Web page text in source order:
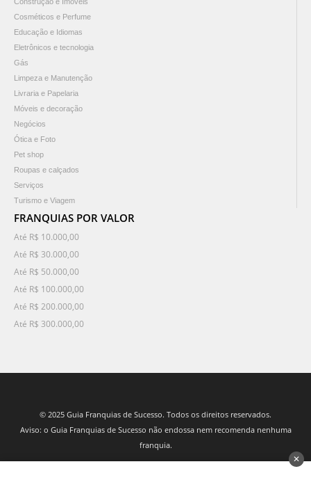
Cosméticos e Perfume
Educação e Idiomas
Eletrônicos e tecnologia
Gás
Limpeza e Manutenção
Livraria e Papelaria
Móveis e decoração
Negócios
Ótica e Foto
Pet shop
Roupas e calçados
Serviços
Turismo e Viagem
FRANQUIAS POR VALOR
Até R$ 10.000,00
Até R$ 30.000,00
Até R$ 50.000,00
Até R$ 100.000,00
Até R$ 200.000,00
Até R$ 300.000,00
© 2025 Guia Franquias de Sucesso. Todos os direitos reservados.
Aviso: o Guia Franquias de Sucesso não endossa nem recomenda nenhuma
franquia.
✕